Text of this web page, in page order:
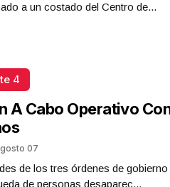
a un costado del Centro de...
4
A Cabo Operativo
07
de los tres órdenes de
de personas desaparec...
Burgoa Santos.